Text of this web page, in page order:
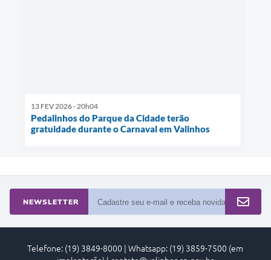
13 FEV 2026 - 20h04
Pedalinhos do Parque da Cidade terão
gratuidade durante o Carnaval em Valinhos
NEWSLETTER
Telefone: (19) 3849-8000 | Whatsapp: (19) 3859-7500 (em